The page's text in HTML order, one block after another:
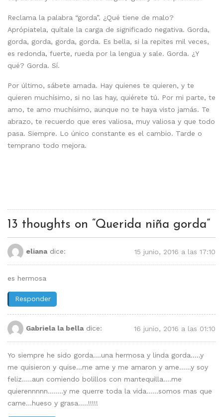
Reclama la palabra “gorda”. ¿Qué tiene de malo?
Aprópiatela, quítale la carga de significado negativa. Gorda,
gorda, gorda, gorda, gorda. Es bella, si la repites mil veces,
es redonda, fuerte, rueda por la lengua y sale. Gorda. ¿Y
qué? Gorda. Sí.
Por último, sábete amada. Hay quienes te quieren, y te
quieren muchísimo, si no las hay, quiérete tú. Por mi parte, te
amo, te amo muchísimo, aunque no te haya visto jamás. Te
abrazo, te recuerdo que eres valiosa, muy valiosa y que todo
pasa. Siempre. Lo único constante es el cambio. Tarde o
temprano todo mejora.
13 thoughts on “Querida niña gorda”
eliana dice: 15 junio, 2016 a las 17:10
es hermosa
Responder
Gabriela la bella dice: 16 junio, 2016 a las 01:10
Yo siempre he sido gorda….una hermosa y linda gorda…..y
me quisieron y quise…me ame y me amaron y ame……y soy
feliz…..aun comiendo bolillos con mantequilla….me
quierennnnn……..y me querre toda la vida……somos mas que
carne…hueso y grasa…..!!!!!